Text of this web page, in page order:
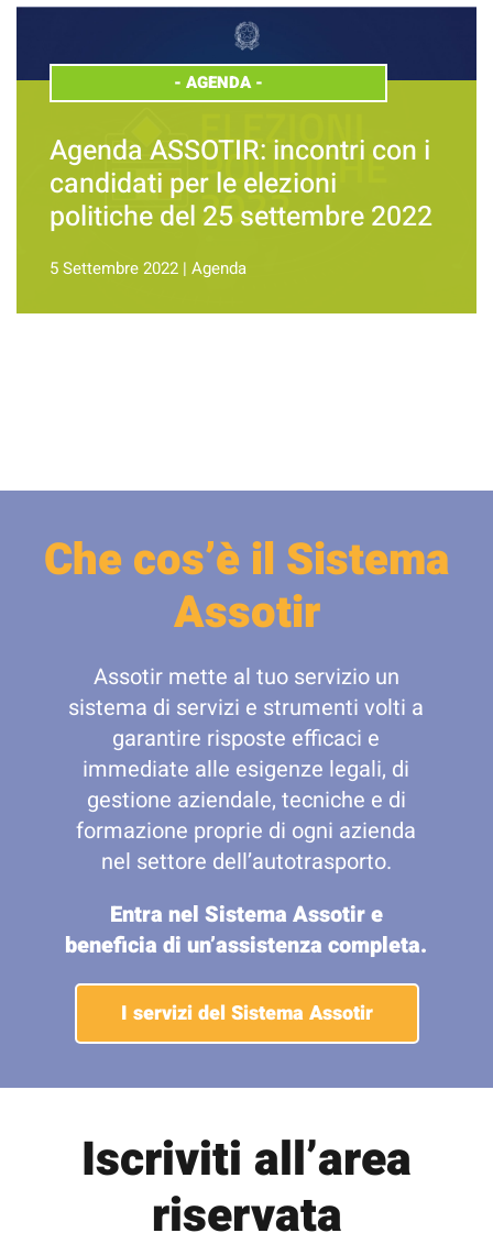
- AGENDA-
Agenda ASSOTIR: incontri con i
candidati per le elezioni
politiche del 25 settembre 2022
5 Settembre 2022 | Agenda
Che cos’è il Sistema
Assotir
Assotir mette al tuo servizio un
sistema di servizi e strumenti volti a
garantire risposte efficaci e
immediate alle esigenze legali, di
gestione aziendale, tecniche e di
formazione proprie di ogni azienda
nel settore dell’autotrasporto.
Entra nel Sistema Assotir e
beneficia di un’assistenza completa.
I servizi del Sistema Assotir
Iscriviti all’area
riservata